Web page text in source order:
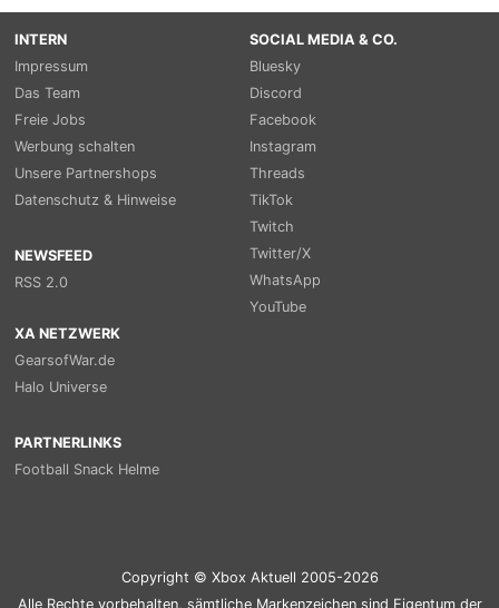
INTERN
Impressum
Das Team
Freie Jobs
Werbung schalten
Unsere Partnershops
Datenschutz & Hinweise
NEWSFEED
RSS 2.0
SOCIAL MEDIA & CO.
Bluesky
Discord
Facebook
Instagram
Threads
TikTok
Twitch
Twitter/X
WhatsApp
YouTube
XA NETZWERK
GearsofWar.de
Halo Universe
PARTNERLINKS
Football Snack Helme
Copyright © Xbox Aktuell 2005-2026
Alle Rechte vorbehalten, sämtliche Markenzeichen sind Eigentum der